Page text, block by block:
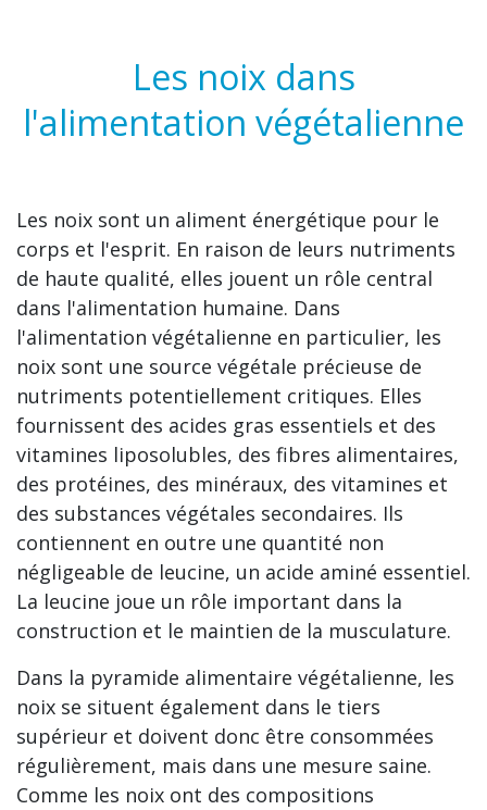
Les noix dans
l'alimentation végétalienne
Les noix sont un aliment énergétique pour le
corps et l'esprit. En raison de leurs nutriments
de haute qualité, elles jouent un rôle central
dans l'alimentation humaine. Dans
l'alimentation végétalienne en particulier, les
noix sont une source végétale précieuse de
nutriments potentiellement critiques. Elles
fournissent des acides gras essentiels et des
vitamines liposolubles, des fibres alimentaires,
des protéines, des minéraux, des vitamines et
des substances végétales secondaires. Ils
contiennent en outre une quantité non
négligeable de leucine, un acide aminé essentiel.
La leucine joue un rôle important dans la
construction et le maintien de la musculature.
Dans la pyramide alimentaire végétalienne, les
noix se situent également dans le tiers
supérieur et doivent donc être consommées
régulièrement, mais dans une mesure saine.
Comme les noix ont des compositions